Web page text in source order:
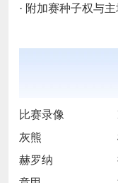
· 附加赛种子权与主
比赛录像
灰熊
赫罗纳